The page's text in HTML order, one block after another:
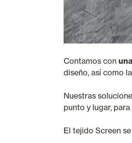
Contamos con
diseño, así como
Nuestras
punto y lugar,
El tejido Screen